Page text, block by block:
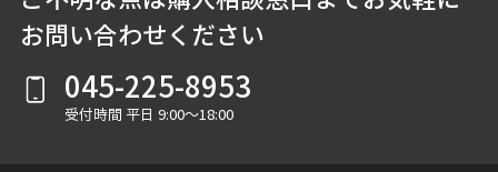
お問い合わせください
045-225-8953
受付時間 平日 9:00～18:00